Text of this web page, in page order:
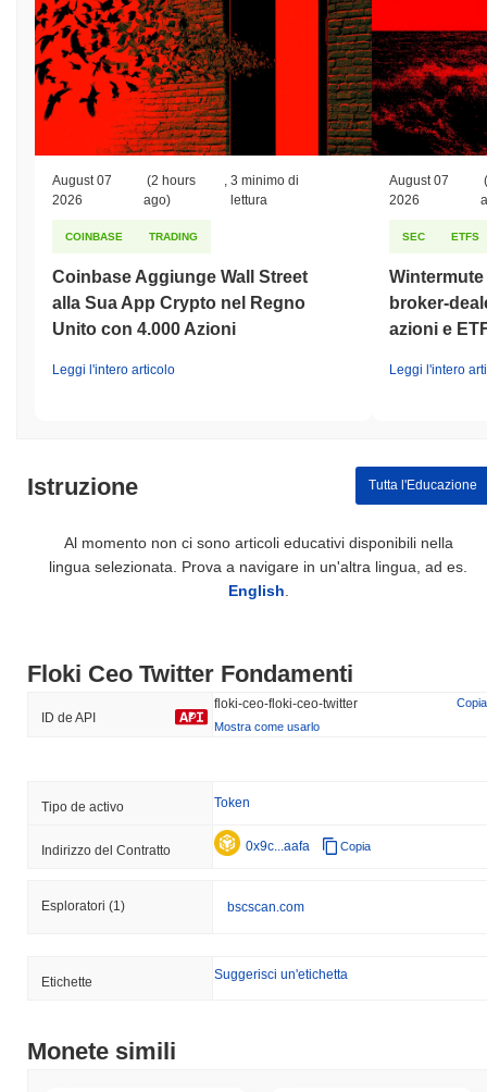
August 07
2026
(2 hours
ago)
,3 minimo di
lettura
COINBASE TRADING
Coinbase Aggiunge Wall Street
alla Sua App Crypto nel Regno
Unito con 4.000 Azioni
Leggi l'intero articolo
August 07
2026
SEC ETFS
broker-
azioni e
Leggi l'intero
Istruzione Tutta l'Educazione
Al momento non ci sono articoli educativi disponibili nella
lingua selezionata. Prova a navigare in un'altra lingua, ad es.
English
Floki Ceo Twitter Fondamenti
ID de API
floki-ceo-floki-ceo-twitter
Copia
Mostra come usarlo
Tipo de activo Token
Indirizzo del Contratto 0x9c...aafa Copia
Esploratori (1) bscscan.com
Etichette Suggerisci un'etichetta
Monete simili